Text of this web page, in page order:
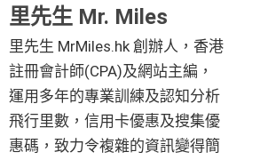
里先生 Mr. Miles
里先生 MrMiles.hk 創辦人，香港
註冊會計師(CPA)及網站主編，
運用多年的專業訓練及認知分析
飛行里數，信用卡優惠及搜集優
惠碼，致力令複雜的資訊變得簡